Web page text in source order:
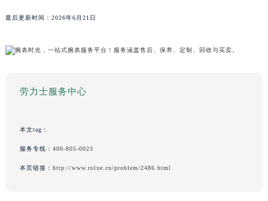
最后更新时间：2026年6月21日
劳力士服务中心
本文tag：
服务专线： 400-805-0023
本页链接： http://www.rolxe.cn/problem/2486.html